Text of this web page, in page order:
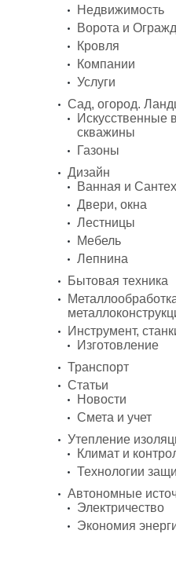
Недвижимость
Ворота и
Кровля
Компании
Услуги
Сад, огород.
Искусственные
скважины
Газоны
Дизайн
Ванная и
Двери, окна
Лестницы
Мебель
Лепнина
Бытовая техника
Инструмент,
Изготовление
Транспорт
Статьи
Новости
Смета и учет
Утепление
Климат и
Технологии
Автономные
Электричество
Экономия